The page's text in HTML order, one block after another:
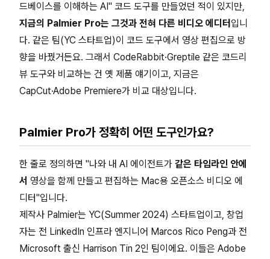
드베이스를 이해하는 AI" 코드 도구를 만들었던 적이 있지만,
지금의 Palmier Pro는 그것과 전혀 다른 비디오 에디터 입니
다. 같은 팀(YC 스타트업)이 코드 도구에서 영상 편집으로 방
향을 바꿨거든요. 그래서 CodeRabbit·Greptile 같은 코드리
뷰 도구와 비교하는 건 옛 제품 얘기이고, 지금은
CapCut·Adobe Premiere가 비교 대상입니다.
Palmier Pro가 정확히 어떤 도구인가요?
한 줄로 정의하면 "나와 내 AI 에이전트가 같은 타임라인 안에
서 영상을 함께 만들고 편집하는 Mac용 오픈소스 비디오 에
디터"입니다.
제작사 Palmier는 YC(Summer 2024) 스타트업이고, 창업
자는 전 LinkedIn 인프라 엔지니어 Marcos Rico Peng과 전
Microsoft 출신 Harrison Tin 2인 팀이에요. 이들은 Adobe